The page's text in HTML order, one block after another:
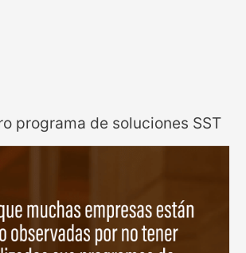
programa de soluciones SST